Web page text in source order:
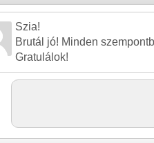
Szia!
Brutál jó! Minden
Gratulálok!